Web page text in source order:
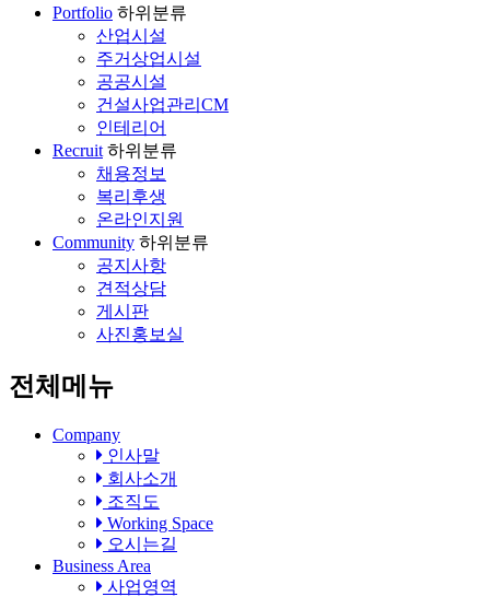
Portfolio 하위분류
산업시설
주거상업시설
공공시설
건설사업관리CM
인테리어
Recruit 하위분류
채용정보
복리후생
온라인지원
Community 하위분류
공지사항
견적상담
게시판
사진홍보실
전체메뉴
Company
인사말
회사소개
조직도
Working Space
오시는길
Business Area
사업영역